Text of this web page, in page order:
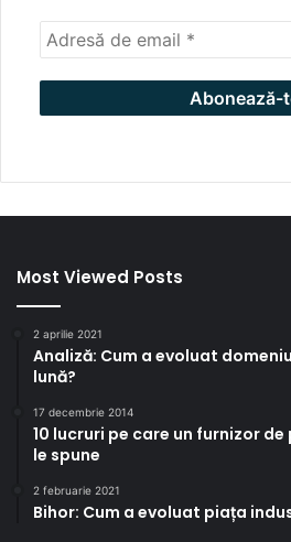
Most Viewed Posts
2 aprilie 2021
Analiză: Cum a evoluat
lună?
17 decembrie 2014
10 lucruri pe care un furnizor
le spune
2 februarie 2021
Bihor: Cum a evoluat piața